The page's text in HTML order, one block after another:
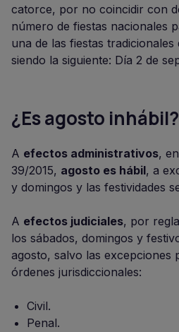
catorce, por no coincidir con
número de fiestas nacionales
una de las fiestas tradicionales
siendo la siguiente: Día 2 de
¿Es agosto inhábil?
A efectos administrativos,
39/2015, agosto es hábil, a
y domingos y las festividades
A efectos judiciales, por
los sábados, domingos y
agosto, salvo las excepciones
órdenes jurisdiccionales:
Civil.
Penal.